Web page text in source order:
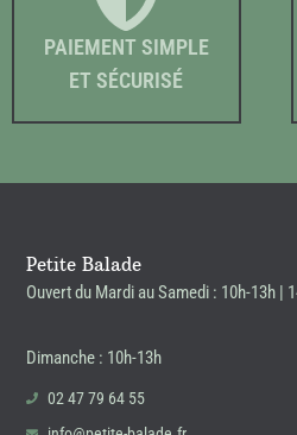
PAIEMENT SIMPLE
ET SÉCURISÉ
Petite Balade
Ouvert du Mardi au Samedi : 10h-13h |
Dimanche : 10h-13h
02 47 79 64 55